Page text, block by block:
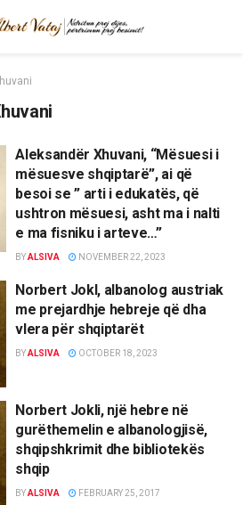
Aleksandër Xhuvani, “Mësuesi i
mësuesve shqiptarë”, ai që
besoi se ” arti i edukatës, që
ushtron mësuesi, asht ma i nalti
e ma fisniku i arteve…”
BYALSIVA NOVEMBER 22, 2023
Norbert Jokl, albanolog austriak
me prejardhje hebreje që dha
vlera për shqiptarët
BYALSIVA OCTOBER 18, 2023
Norbert Jokli, një hebre në
gurëthemelin e albanologjisë,
shqipshkrimit dhe bibliotekës
shqip
BYALSIVA FEBRUARY 25, 2017